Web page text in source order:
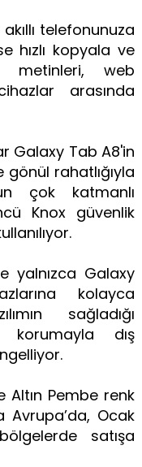
telefonunuza
hızlı kopyala ve
metinleri, web
arasında
Galaxy Tab A8'in
rahatlığıyla
çok katmanlı
Knox güvenlik
yalnızca Galaxy
kolayca
sağladığı
korumayla dış
Pembe renk
Avrupa’da, Ocak
satışa